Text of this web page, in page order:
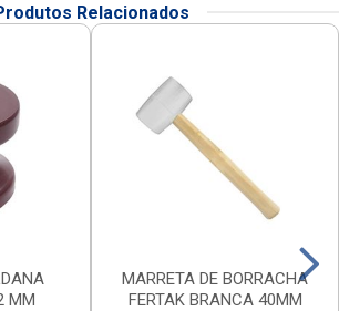
Relacionados
MM
MARRETA DE BORRACHA
FERTAK BRANCA 40MM